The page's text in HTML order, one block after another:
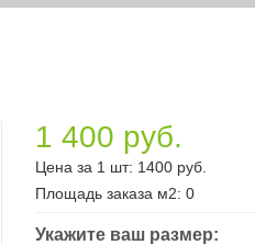
1 400 руб.
Цена за 1 шт: 1400 руб.
Площадь заказа м2: 0
Укажите ваш размер: